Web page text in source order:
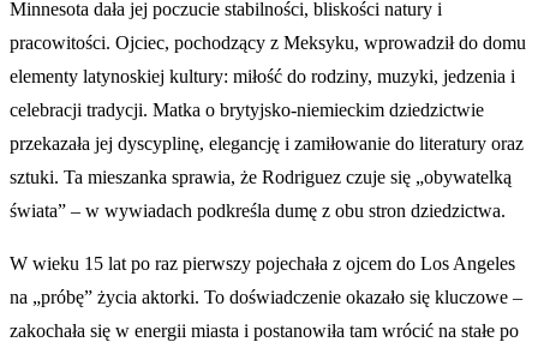
Minnesota dała jej poczucie stabilności, bliskości natury i
pracowitości. Ojciec, pochodzący z Meksyku, wprowadził do domu
elementy latynoskiej kultury: miłość do rodziny, muzyki, jedzenia i
celebracji tradycji. Matka o brytyjsko-niemieckim dziedzictwie
przekazała jej dyscyplinę, elegancję i zamiłowanie do literatury oraz
sztuki. Ta mieszanka sprawia, że Rodriguez czuje się „obywatelką
świata” – w wywiadach podkreśla dumę z obu stron dziedzictwa.
W wieku 15 lat po raz pierwszy pojechała z ojcem do Los Angeles
na „próbę” życia aktorki. To doświadczenie okazało się kluczowe –
zakochała się w energii miasta i postanowiła tam wrócić na stałe po